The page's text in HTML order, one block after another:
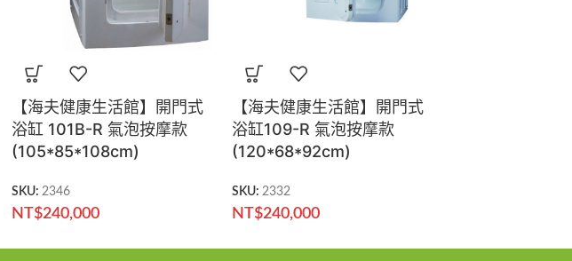
【海夫健康生活館】開門式
浴缸 101B-R 氣泡按摩款
(105*85*108cm)
SKU: 2346
NT$240,000
【海夫健康生活館】開門式
浴缸109-R 氣泡按摩款
(120*68*92cm)
SKU: 2332
NT$240,000